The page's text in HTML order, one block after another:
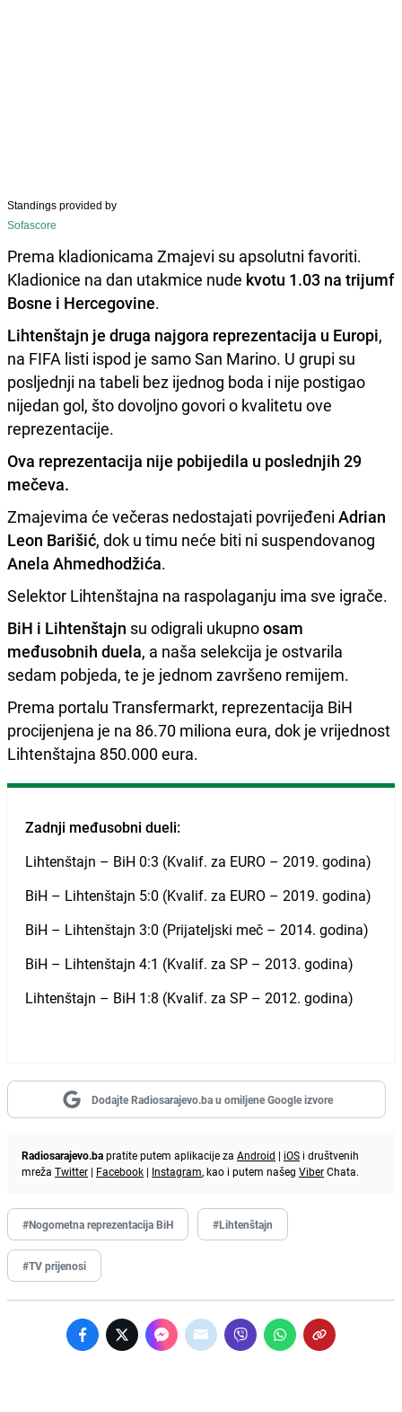
Standings provided by
Sofascore
Prema kladionicama Zmajevi su apsolutni favoriti.
Kladionice na dan utakmice nude kvotu 1.03 na trijumf
Bosne i Hercegovine.
Lihtenštajn je druga najgora reprezentacija u Europi,
na FIFA listi ispod je samo San Marino. U grupi su
posljednji na tabeli bez ijednog boda i nije postigao
nijedan gol, što dovoljno govori o kvalitetu ove
reprezentacije.
Ova reprezentacija nije pobijedila u poslednjih 29
mečeva.
Zmajevima će večeras nedostajati povrijeđeni Adrian
Leon Barišić, dok u timu neće biti ni suspendovanog
Anela Ahmedhodžića.
Selektor Lihtenštajna na raspolaganju ima sve igrače.
BiH i Lihtenštajn su odigrali ukupnoosam
međusobnih duela, a naša selekcija je ostvarila
sedam pobjeda, te je jednom završeno remijem.
Prema portalu Transfermarkt, reprezentacija BiH
procijenjena je na 86.70 miliona eura, dok je vrijednost
Lihtenštajna 850.000 eura.
Zadnji međusobni dueli:
Lihtenštajn – BiH 0:3 (Kvalif. za EURO – 2019. godina)
BiH – Lihtenštajn 5:0 (Kvalif. za EURO – 2019. godina)
BiH – Lihtenštajn 3:0 (Prijateljski meč – 2014. godina)
BiH – Lihtenštajn 4:1 (Kvalif. za SP – 2013. godina)
Lihtenštajn – BiH 1:8 (Kvalif. za SP – 2012. godina)
Dodajte Radiosarajevo.ba u omiljene Google izvore
Radiosarajevo.bapratite putem aplikacije za Android | iOS i društvenih
mreža Twitter | Facebook | Instagram, kao i putem našeg ViberChata.
#Nogometna reprezentacija BiH #Lihtenštajn
#TV prijenosi